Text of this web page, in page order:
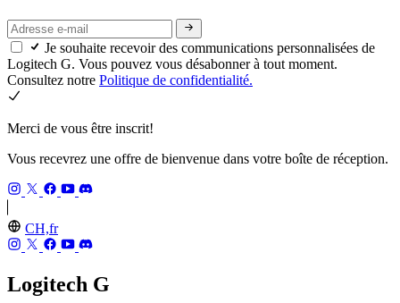
Je souhaite recevoir des communications personnalisées de
Logitech G. Vous pouvez vous désabonner à tout moment.
Consultez notre Politique de confidentialité.
Merci de vous être inscrit!
Vous recevrez une offre de bienvenue dans votre boîte de réception.
CH,fr
Logitech G